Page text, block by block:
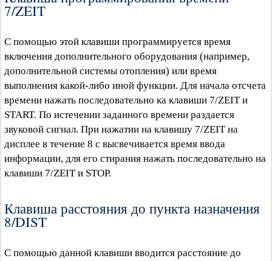
7/ZEIT
С помощью этой клавиши программируется время
включения дополнительного оборудования (например,
дополнительной системы отопления) или время
выполнения какой-либо иной функции. Для начала отсчета
времени нажать последовательно ка клавиши 7/ZEIT и
START. По истечении заданного времени раздается
звуковой сигнал. При нажатии на клавишу 7/ZEIT на
дисплее в течение 8 с высвечивается время ввода
информации, для его стирания нажать последовательно на
клавиши 7/ZEIT и STOP.
Клавиша расстояния до пункта назначения
8/DIST
С помощью данной клавиши вводится расстояние до